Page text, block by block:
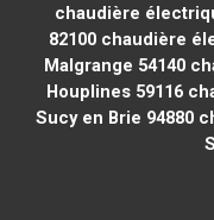
chaudière
82100chaudière
Malgrange 54140
Houplines 59116
Sucy en Brie 94880